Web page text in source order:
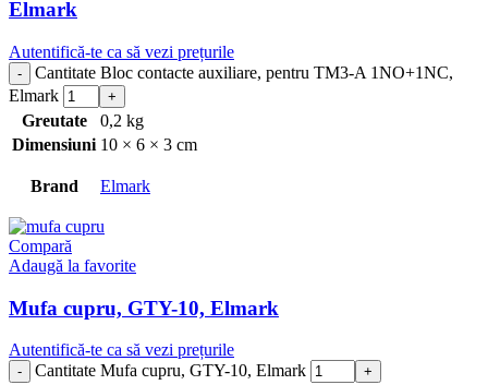
Elmark
Autentifică-te ca să vezi prețurile
Cantitate Bloc contacte auxiliare, pentru TM3-A 1NO+1NC,
Elmark
Greutate
0,2 kg
Dimensiuni 10 × 6 × 3 cm
Brand Elmark
Compară
Adaugă la favorite
Mufa cupru, GTY-10, Elmark
Autentifică-te ca să vezi prețurile
Cantitate Mufa cupru, GTY-10, Elmark